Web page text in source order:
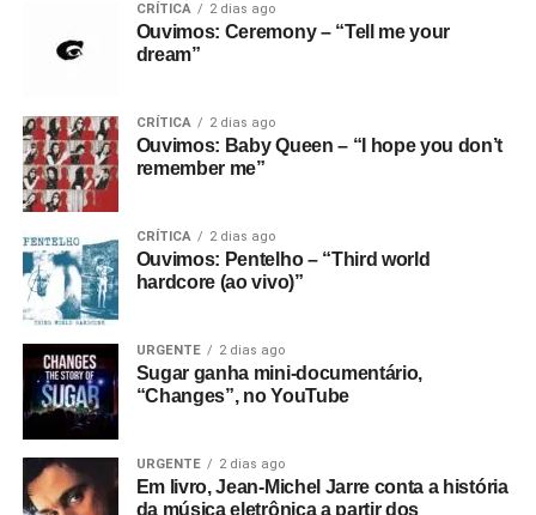
CRÍTICA 2 dias ago
Ouvimos: Ceremony – “Tell me your
dream”
CRÍTICA 2 dias ago
Ouvimos: Baby Queen – “I hope you don’t
remember me”
CRÍTICA 2 dias ago
Ouvimos: Pentelho – “Third world
hardcore (ao vivo)”
URGENTE 2 dias ago
Sugar ganha mini-documentário,
“Changes”, no YouTube
URGENTE 2 dias ago
Em livro, Jean-Michel Jarre conta a história
da música eletrônica a partir dos